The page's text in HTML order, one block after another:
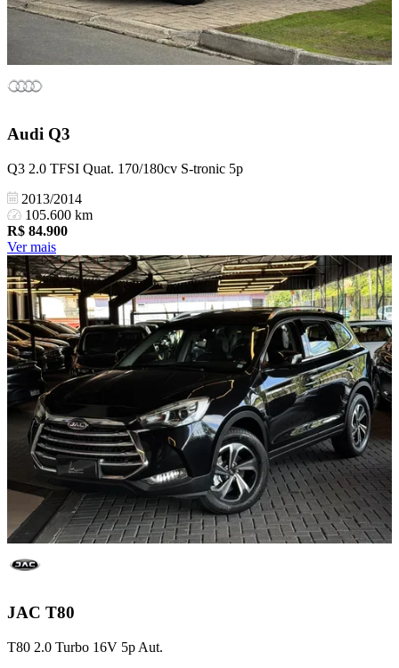
Audi Q3
Q3 2.0 TFSI Quat. 170/180cv S-tronic 5p
2013/2014
105.600 km
R$ 84.900
Ver mais
JAC T80
T80 2.0 Turbo 16V 5p Aut.